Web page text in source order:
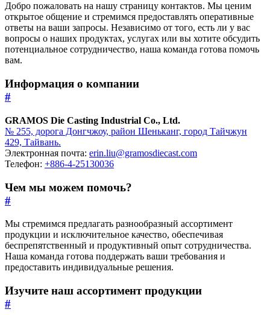
Добро пожаловать на нашу страницу контактов. Мы ценим
открытое общение и стремимся предоставлять оперативные
ответы на ваши запросы. Независимо от того, есть ли у вас
вопросы о наших продуктах, услугах или вы хотите обсудить
потенциальное сотрудничество, наша команда готова помочь
вам.
Информация о компании
#
GRAMOS Die Casting Industrial Co., Ltd.
№ 255, дорога Донгчжоу, район Шеньканг, город Тайчжун
429, Тайвань.
Электронная почта: erin.liu@gramosdiecast.com
Телефон: +886-4-25130036
Чем мы можем помочь?
#
Мы стремимся предлагать разнообразный ассортимент
продукции и исключительное качество, обеспечивая
беспрепятственный и продуктивный опыт сотрудничества.
Наша команда готова поддержать ваши требования и
предоставить индивидуальные решения.
Изучите наш ассортимент продукции
#